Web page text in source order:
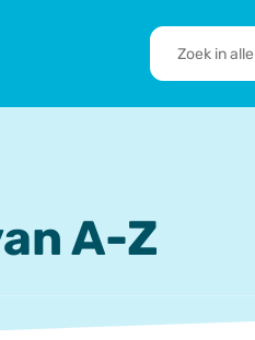
RTA's
en
A-Z